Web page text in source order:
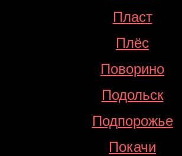
Пласт
Плёс
Поворино
Подольск
Подпорожье
Покачи